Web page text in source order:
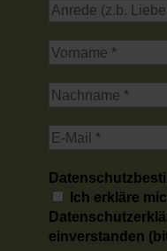
Ich erkläre
einverstanden